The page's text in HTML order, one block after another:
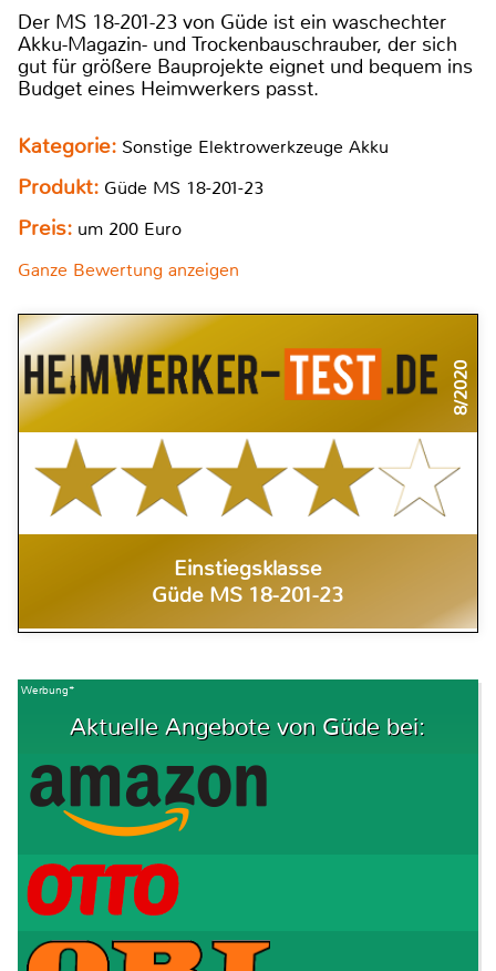
Der MS 18-201-23 von Güde ist ein waschechter
Akku-Magazin- und Trockenbauschrauber, der sich
gut für größere Bauprojekte eignet und bequem ins
Budget eines Heimwerkers passt.
Kategorie: Sonstige Elektrowerkzeuge Akku
Produkt: Güde MS 18-201-23
Preis: um 200 Euro
Ganze Bewertung anzeigen
8/2020
Einstiegsklasse
Güde MS 18-201-23
Werbung*
Aktuelle Angebote von Güde bei: